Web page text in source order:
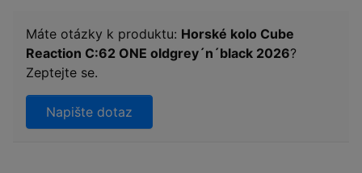
Máte otázky k produktu: Horské kolo Cube
Reaction C:62 ONE oldgrey´n´black 2026?
Zeptejte se.
Napište dotaz